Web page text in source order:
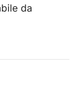
da